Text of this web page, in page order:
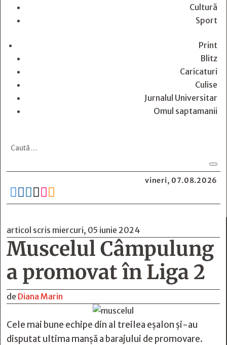
Cultură
Sport
Print
Blitz
Caricaturi
Culise
Jurnalul Universitar
Omul saptamanii
vineri, 07.08.2026
     
articol scris miercuri, 05 iunie 2024
Muscelul Câmpulung
a promovat în Liga 2
de Diana Marin
Cele mai bune echipe din al treilea eșalon și-au
disputat ultima manșă a barajului de promovare.